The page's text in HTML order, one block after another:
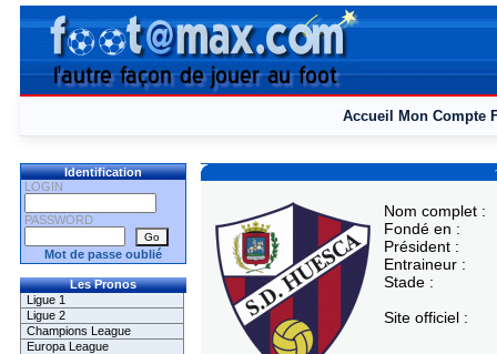
Accueil Mon Compte
Identification
LOGIN
PASSWORD
Mot de passe oublié
Les Pronos
Ligue 1
Ligue 2
Champions League
Europa League
Nom complet :
Fondé en :
Président :
Entraineur :
Stade :
Site officiel :